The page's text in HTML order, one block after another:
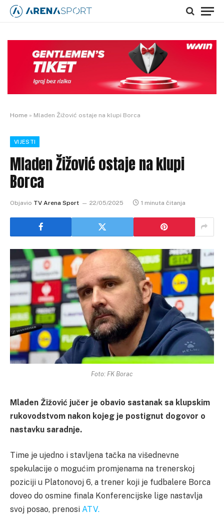
Home » Mladen Žižović ostaje na klupi Borca
VIJESTI
Mladen Žižović ostaje na klupi
Borca
Objavio TV Arena Sport 22/05/2025 1 minuta čitanja
Foto: FK Borac
Mladen Žižović jučer je obavio sastanak sa klupskim
rukovodstvom nakon kojeg je postignut dogovor o
nastavku saradnje.
Time je ujedno i stavljena tačka na višednevne
spekulacije o mogućim promjenama na trenerskoj
poziciji u Platonovoj 6, a trener koji je fudbalere Borca
doveo do osmine finala Konferencijske lige nastavlja
svoj posao, prenosi ATV.